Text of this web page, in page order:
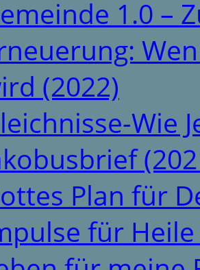
1.0 –
(2022)
Wie
Plan für
für